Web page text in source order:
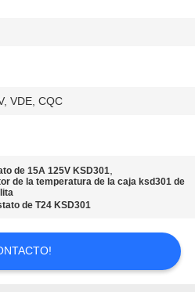
VDE, CQC
de 15A 125V KSD301,
de la temperatura de la caja ksd301 de
de T24 KSD301